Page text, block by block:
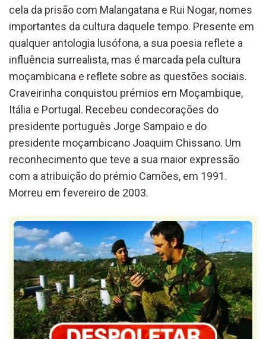
cela da prisão com Malangatana e Rui Nogar, nomes
importantes da cultura daquele tempo. Presente em
qualquer antologia lusófona, a sua poesia reflete a
influência surrealista, mas é marcada pela cultura
moçambicana e reflete sobre as questões sociais.
Craveirinha conquistou prémios em Moçambique,
Itália e Portugal. Recebeu condecorações do
presidente português Jorge Sampaio e do
presidente moçambicano Joaquim Chissano. Um
reconhecimento que teve a sua maior expressão
com a atribuição do prémio Camões, em 1991.
Morreu em fevereiro de 2003.